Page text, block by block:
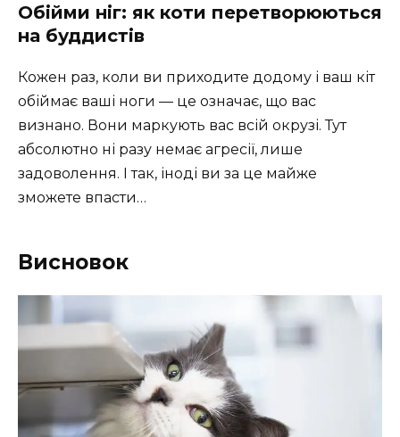
Обійми ніг: як коти перетворюються
на буддистів
Кожен раз, коли ви приходите додому і ваш кіт
обіймає ваші ноги — це означає, що вас
визнано. Вони маркують вас всій окрузі. Тут
абсолютно ні разу немає агресії, лише
задоволення. І так, іноді ви за це майже
зможете впасти…
Висновок